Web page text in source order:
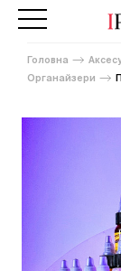
Головна
Органайзери